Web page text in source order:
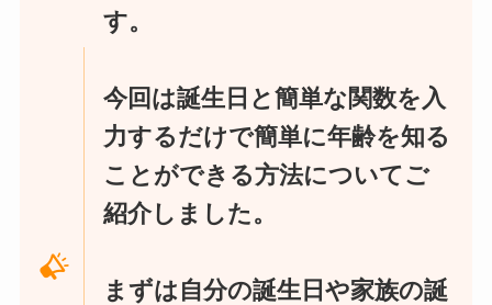
す。
今回は誕生日と簡単な関数を入
力するだけで簡単に年齢を知る
ことができる方法についてご
紹介しました。
まずは自分の誕生日や家族の誕